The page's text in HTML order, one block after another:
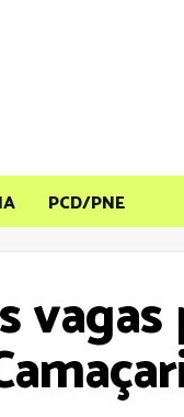
PCD/PNE